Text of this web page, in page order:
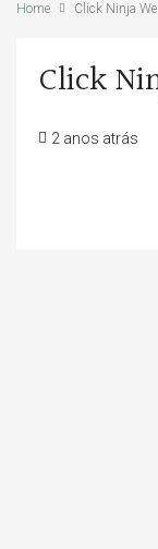
Home Click Ninja
Click
2 anos atrás